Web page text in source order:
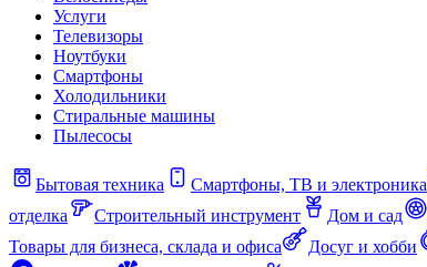
Услуги
Телевизоры
Ноутбуки
Смартфоны
Холодильники
Стиральные машины
Пылесосы
Бытовая техника Смартфоны, ТВ и электроника
отделка
Строительный инструмент Дом и сад
Товары для бизнеса, склада и офиса
Досуг и хобби